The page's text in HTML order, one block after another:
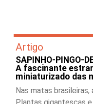
Artigo
SAPINHO-PINGO-
A fascinante
miniaturizado das
Nas matas